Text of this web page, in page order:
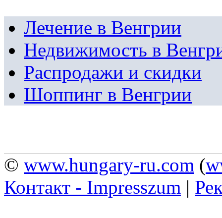
Лечение в Венгрии
Недвижимость в
Распродажи и скидки
Шоппинг в Венгрии
© www.hungary-ru.com (
Контакт - Impresszum |